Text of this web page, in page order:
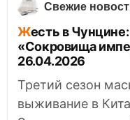
Свежие
Жесть в Чунцине: Обзор 3 выпуска шоу
«Сокровища
26.04.2026
Третий сезон
выживание в